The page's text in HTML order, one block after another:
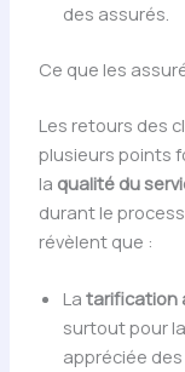
des assurés.
Ce que les
Les retours des
plusieurs points
la qualité du
durant le
révèlent que :
La tarification
surtout pour
appréciée